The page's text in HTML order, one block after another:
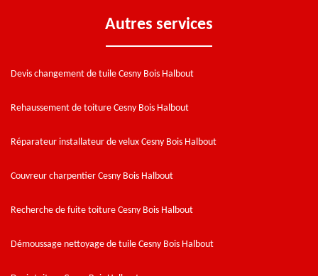
Autres services
Devis changement de tuile Cesny Bois Halbout
Rehaussement de toiture Cesny Bois Halbout
Réparateur installateur de velux Cesny Bois Halbout
Couvreur charpentier Cesny Bois Halbout
Recherche de fuite toiture Cesny Bois Halbout
Démoussage nettoyage de tuile Cesny Bois Halbout